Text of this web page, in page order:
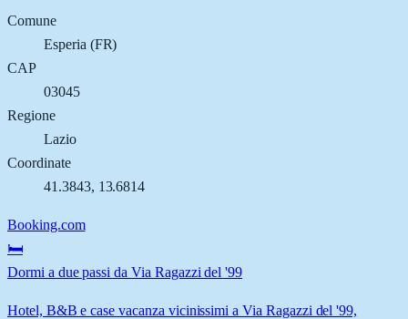
Comune
Esperia (FR)
CAP
03045
Regione
Lazio
Coordinate
41.3843, 13.6814
Booking.com
🛏️
Dormi a due passi da Via Ragazzi del '99
Hotel, B&B e case vacanza vicinissimi a Via Ragazzi del '99,